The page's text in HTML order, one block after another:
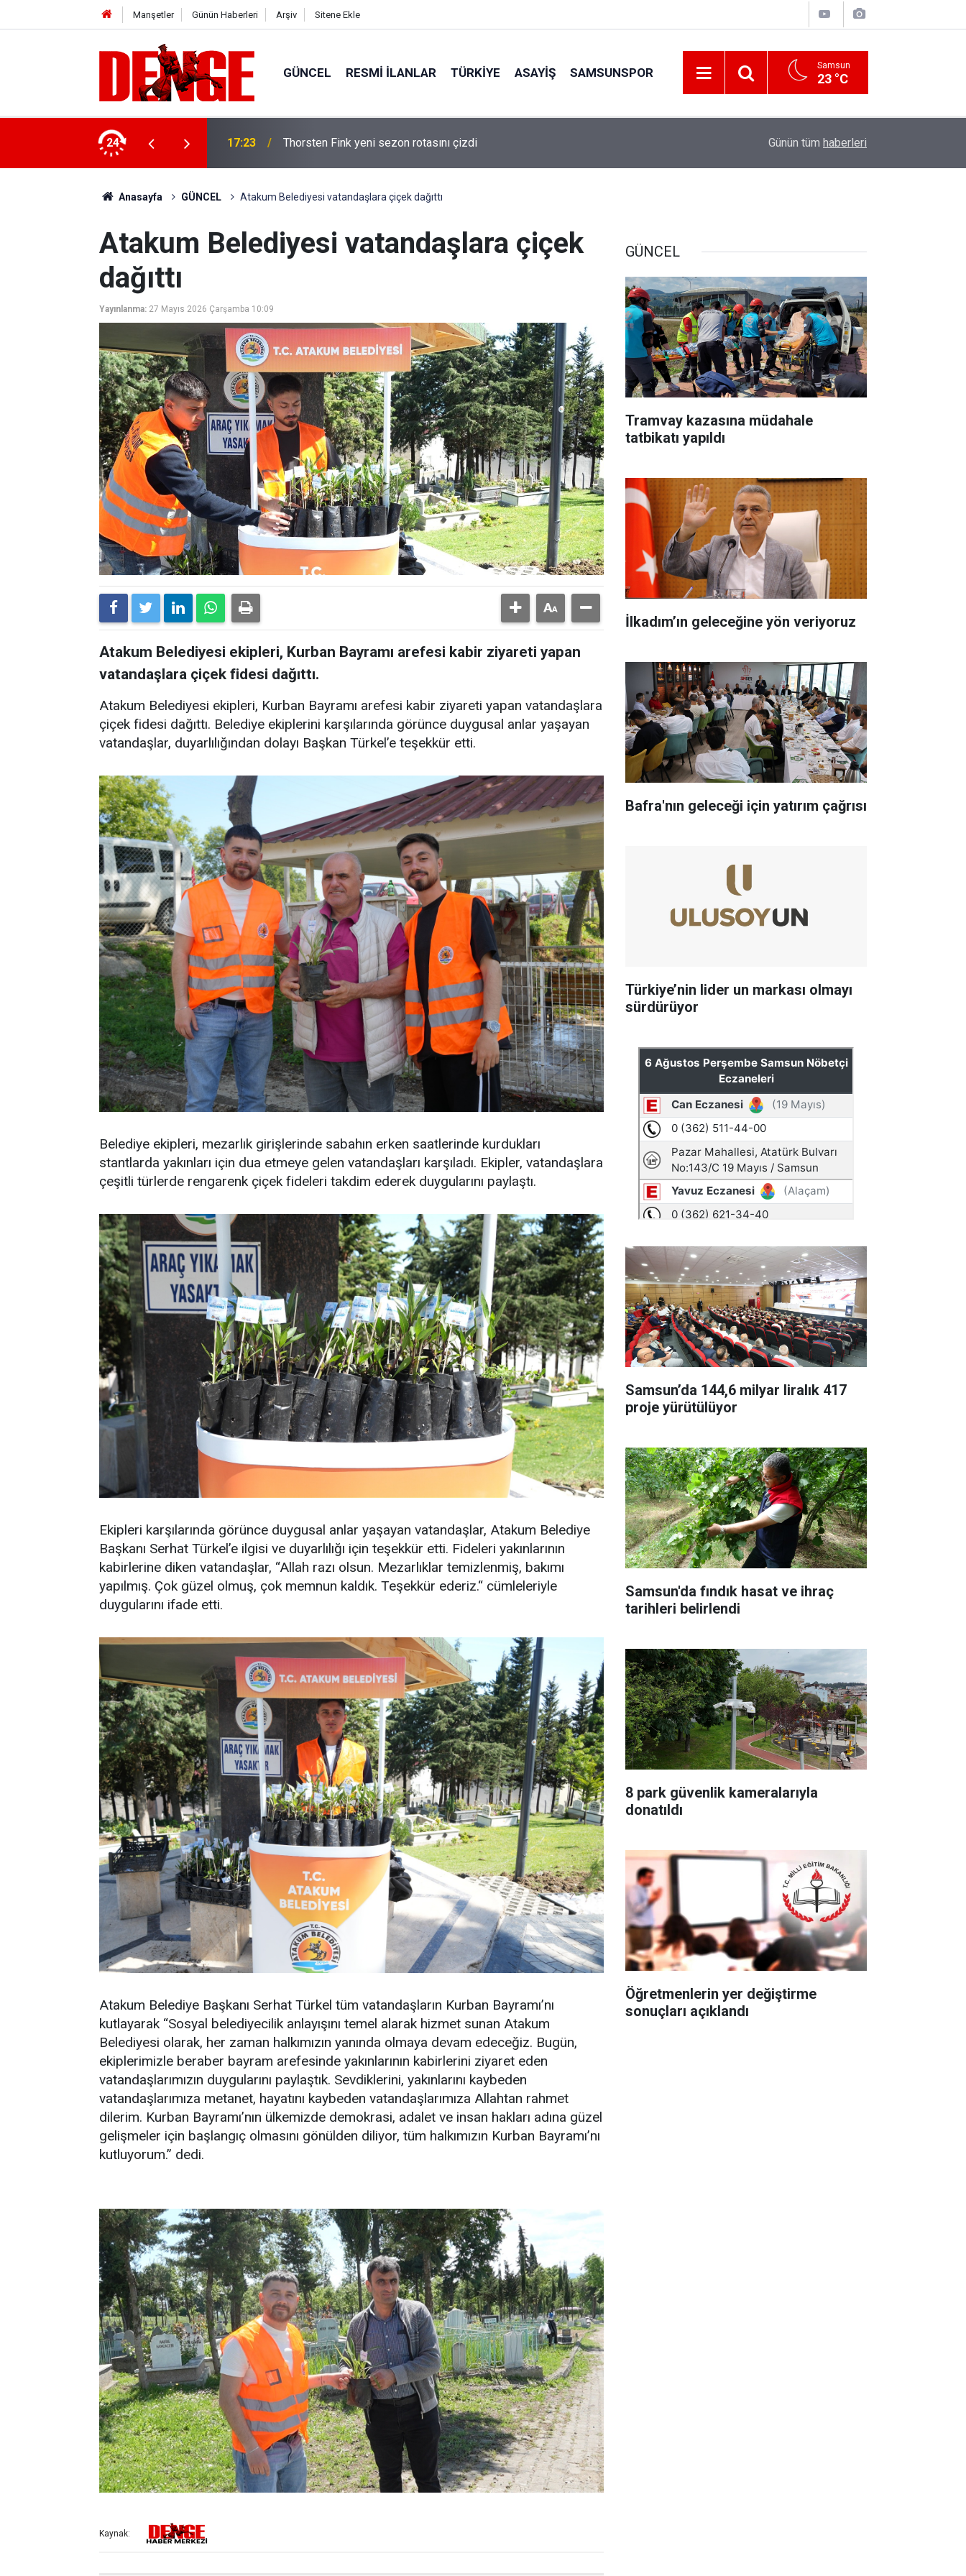
Manşetler Günün Haberleri Arşiv Sitene Ekle
GÜNCEL RESMI İLANLAR TÜRKİYE ASAYİŞ SAMSUNSPOR Samsun
23 °C
24 17:23 Thorsten Fink yeni sezon rotasını çizdi Vatandaşlar evlerinden danışmanlık hizmeti
Günün tüm haberleri
Anasayfa GÜNCEL Atakum Belediyesi vatandaşlara çiçek dağıttı
Atakum Belediyesi vatandaşlara çiçek
dağıttı
Yayınlanma: 27 Mayıs 2026 Çarşamba 10:09
Atakum Belediyesi ekipleri, Kurban Bayramı arefesi kabir ziyareti yapan
vatandaşlara çiçek fidesi dağıttı.
Atakum Belediyesi ekipleri, Kurban Bayramı arefesi kabir ziyareti yapan vatandaşlara
çiçek fidesi dağıttı. Belediye ekiplerini karşılarında görünce duygusal anlar yaşayan
vatandaşlar, duyarlılığından dolayı Başkan Türkel’e teşekkür etti.
Belediye ekipleri, mezarlık girişlerinde sabahın erken saatlerinde kurdukları
stantlarda yakınları için dua etmeye gelen vatandaşları karşıladı. Ekipler, vatandaşlara
çeşitli türlerde rengarenk çiçek fideleri takdim ederek duygularını paylaştı.
Ekipleri karşılarında görünce duygusal anlar yaşayan vatandaşlar, Atakum Belediye
Başkanı Serhat Türkel’e ilgisi ve duyarlılığı için teşekkür etti. Fideleri yakınlarının
kabirlerine diken vatandaşlar, “Allah razı olsun. Mezarlıklar temizlenmiş, bakımı
yapılmış. Çok güzel olmuş, çok memnun kaldık. Teşekkür ederiz.“ cümleleriyle
duygularını ifade etti.
Atakum Belediye Başkanı Serhat Türkel tüm vatandaşların Kurban Bayramı’nı
kutlayarak “Sosyal belediyecilik anlayışını temel alarak hizmet sunan Atakum
Belediyesi olarak, her zaman halkımızın yanında olmaya devam edeceğiz. Bugün,
ekiplerimizle beraber bayram arefesinde yakınlarının kabirlerini ziyaret eden
vatandaşlarımızın duygularını paylaştık. Sevdiklerini, yakınlarını kaybeden
vatandaşlarımıza metanet, hayatını kaybeden vatandaşlarımıza Allahtan rahmet
dilerim. Kurban Bayramı’nın ülkemizde demokrasi, adalet ve insan hakları adına güzel
gelişmeler için başlangıç olmasını gönülden diliyor, tüm halkımızın Kurban Bayramı’nı
kutluyorum.” dedi.
Kaynak:
GÜNCEL
Tramvay kazasına müdahale
tatbikatı yapıldı
İlkadım’ın geleceğine yön veriyoruz
Bafra'nın geleceği için yatırım çağrısı
Türkiye’nin lider un markası olmayı
sürdürüyor
Samsun’da 144,6 milyar liralık 417
proje yürütülüyor
Samsun'da fındık hasat ve ihraç
tarihleri belirlendi
8 park güvenlik kameralarıyla
donatıldı
Öğretmenlerin yer değiştirme
sonuçları açıklandı